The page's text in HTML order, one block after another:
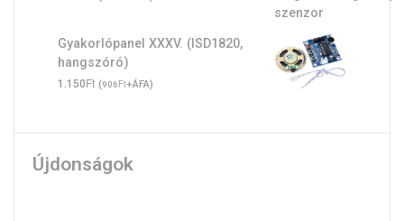
Gyakorlópanel XXXV. (ISD1820,
hangszóró)
1.150Ft (906Ft+ÁFA)
Újdonságok